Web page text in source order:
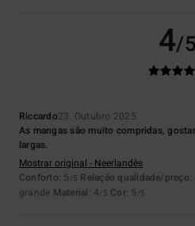
4/5
Riccardo23. Outubro 2025
As mangas são muito compridas,
largas.
Mostrar original - Neerlandês
Conforto: 5 /5 Relação qualidade/preço:
grande Material: 4/5 Cor: 5 /5